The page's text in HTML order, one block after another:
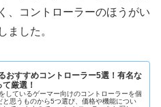
、コントローラーのほうがい
ました。
おすすめコントローラー5選！有名な
厳選！
しているゲーマー向けのコントローラーを個
と思うものから5つ選び、価格や機能につい